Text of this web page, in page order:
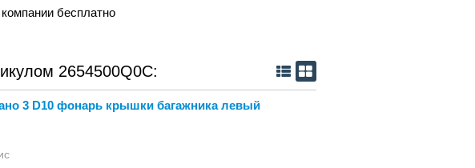
бесплатно
2654500Q0C:
3 D10 фонарь крышки багажника левый